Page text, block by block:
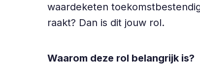
waardeketen
raakt? Dan is dit jouw rol.
Waarom deze rol belangrijk is?